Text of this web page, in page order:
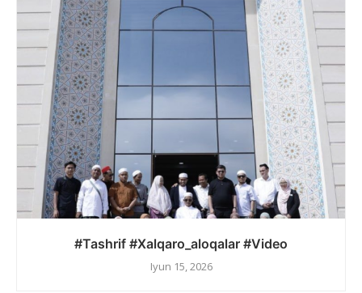
#Tashrif #Xalqaro_aloqalar #Video
Iyun 15, 2026